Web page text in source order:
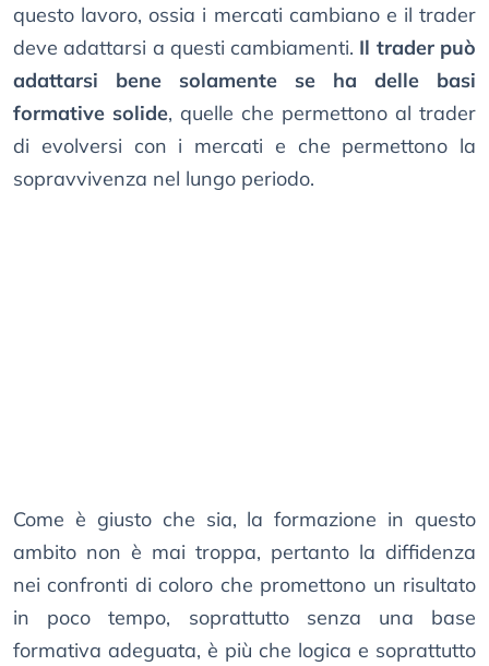
questo lavoro, ossia i mercati cambiano e il trader
deve adattarsi a questi cambiamenti. Il trader può
adattarsi bene solamente se ha delle basi
formative solide, quelle che permettono al trader
di evolversi con i mercati e che permettono la
sopravvivenza nel lungo periodo.
Come è giusto che sia, la formazione in questo
ambito non è mai troppa, pertanto la diffidenza
nei confronti di coloro che promettono un risultato
in poco tempo, soprattutto senza una base
formativa adeguata, è più che logica e soprattutto